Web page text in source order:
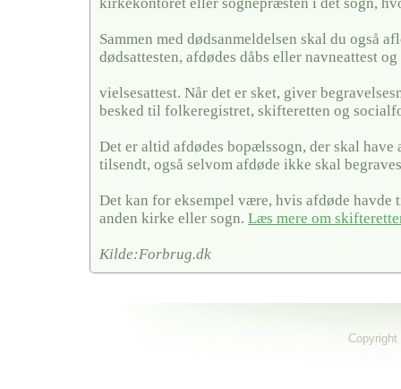
Sammen med dødsanmeldelsen skal du også
dødsattesten, afdødes dåbs eller navneattest og
vielsesattest. Når det er sket, giver
besked til folkeregistret, skifteretten og
Det er altid afdødes bopælssogn, der skal have
tilsendt, også selvom afdøde ikke skal
Det kan for eksempel være, hvis afdøde
anden kirke eller sogn. Læs mere om
Kilde:Forbrug.dk